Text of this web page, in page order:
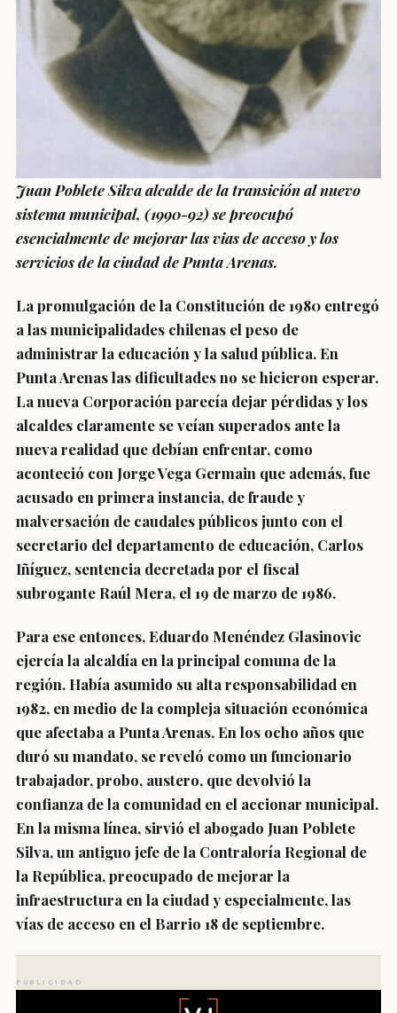
Juan Poblete Silva alcalde de la transición al nuevo
sistema municipal, (1990-92) se preocupó
esencialmente de mejorar las vias de acceso y los
servicios de la ciudad de Punta Arenas.
La promulgación de la Constitución de 1980 entregó
a las municipalidades chilenas el peso de
administrar la educación y la salud pública. En
Punta Arenas las dificultades no se hicieron esperar.
La nueva Corporación parecía dejar pérdidas y los
alcaldes claramente se veían superados ante la
nueva realidad que debían enfrentar, como
aconteció con Jorge Vega Germain que además, fue
acusado en primera instancia, de fraude y
malversación de caudales públicos junto con el
secretario del departamento de educación, Carlos
Iñíguez, sentencia decretada por el fiscal
subrogante Raúl Mera, el 19 de marzo de 1986.
Para ese entonces, Eduardo Menéndez Glasinovic
ejercía la alcaldía en la principal comuna de la
región. Había asumido su alta responsabilidad en
1982, en medio de la compleja situación económica
que afectaba a Punta Arenas. En los ocho años que
duró su mandato, se reveló como un funcionario
trabajador, probo, austero, que devolvió la
confianza de la comunidad en el accionar municipal.
En la misma línea, sirvió el abogado Juan Poblete
Silva, un antiguo jefe de la Contraloría Regional de
la República, preocupado de mejorar la
infraestructura en la ciudad y especialmente, las
vías de acceso en el Barrio 18 de septiembre.
PUBLICIDAD